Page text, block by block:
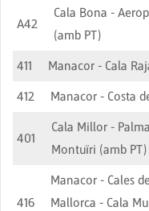
A42
Cala Bona -
(amb PT)
411 Manacor - Cala
412
Manacor - Costa
401
Cala Millor -
Montuïri (amb PT)
416
Manacor - Cales
Mallorca - Cala